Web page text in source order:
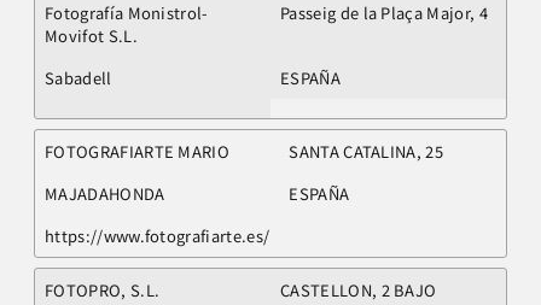
Fotografía Monistrol-
Movifot S.L.
Passeig de la Plaça Major, 4
Sabadell ESPAÑA
FOTOGRAFIARTE MARIO
SANTA CATALINA, 25
MAJADAHONDA
ESPAÑA
https://www.fotografiarte.es/
FOTOPRO, S.L.
CASTELLON, 2 BAJO